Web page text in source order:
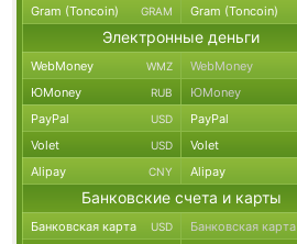
Gram (Toncoin) GRAM Gram (Toncoin)
Электронные деньги
WebMoney WMZ WebMoney
ЮMoney RUB ЮMoney
PayPal USD PayPal
Volet USD Volet
Alipay CNY Alipay
Банковские счета и карты
Банковская карта USD Банковская карта